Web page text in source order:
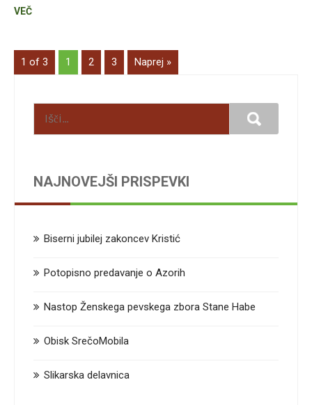
VEČ
1 of 3 1 2 3 Naprej »
NAJNOVEJŠI PRISPEVKI
Biserni jubilej zakoncev Kristić
Potopisno predavanje o Azorih
Nastop Ženskega pevskega zbora Stane Habe
Obisk SrečoMobila
Slikarska delavnica